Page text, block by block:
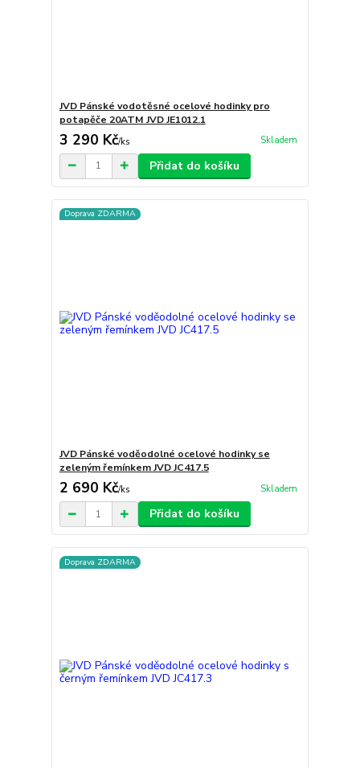
JVD Pánské vodotěsné ocelové hodinky pro
potapěče 20ATM JVD JE1012.1
3 290 Kč/ks Skladem
Přidat do košíku
Doprava ZDARMA
JVD Pánské voděodolné ocelové hodinky se
zeleným řemínkem JVD JC417.5
2 690 Kč/ks Skladem
Přidat do košíku
Doprava ZDARMA